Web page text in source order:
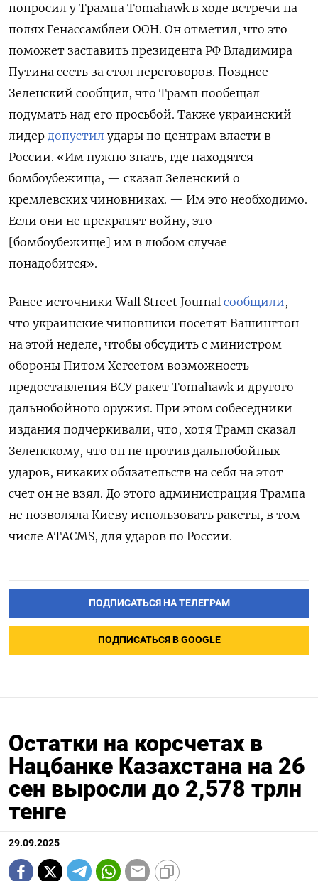
попросил у Трампа Tomahawk в ходе встречи на
полях Генассамблеи ООН. Он отметил, что это
поможет заставить президента РФ Владимира
Путина сесть за стол переговоров. Позднее
Зеленский сообщил, что Трамп пообещал
подумать над его просьбой. Также украинский
лидер допустил удары по центрам власти в
России. «Им нужно знать, где находятся
бомбоубежища, — сказал Зеленский о
кремлевских чиновниках. — Им это необходимо.
Если они не прекратят войну, это
[бомбоубежище] им в любом случае
понадобится».
Ранее источники Wall Street Journal сообщили,
что украинские чиновники посетят Вашингтон
на этой неделе, чтобы обсудить с министром
обороны Питом Хегсетом возможность
предоставления ВСУ ракет Tomahawk и другого
дальнобойного оружия. При этом собеседники
издания подчеркивали, что, хотя Трамп сказал
Зеленскому, что он не против дальнобойных
ударов, никаких обязательств на себя на этот
счет он не взял. До этого администрация Трампа
не позволяла Киеву использовать ракеты, в том
числе ATACMS, для ударов по России.
ПОДПИСАТЬСЯ НА ТЕЛЕГРАМ
ПОДПИСАТЬСЯ В GOOGLE
Остатки на корсчетах в
Нацбанке Казахстана на 26
сен выросли до 2,578 трлн
тенге
29.09.2025